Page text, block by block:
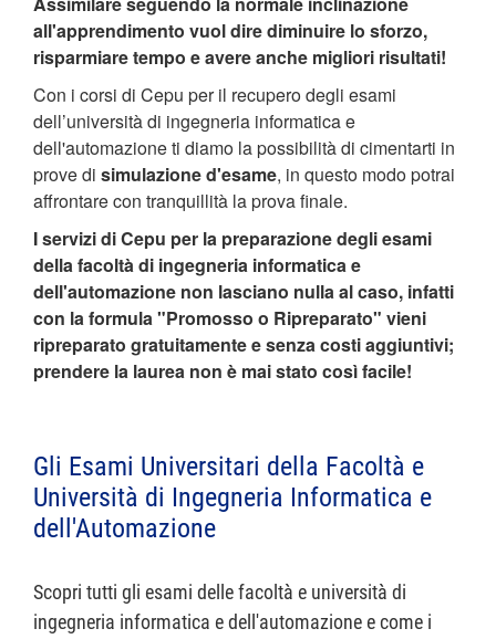
all'apprendimento vuol dire diminuire lo sforzo,
risparmiare tempo e avere anche migliori risultati!
Con i corsi di Cepu per il recupero degli esami
dell’università di ingegneria informatica e
dell'automazione ti diamo la possibilità di cimentarti in
prove di simulazione d'esame, in questo modo potrai
affrontare con tranquillità la prova finale.
I servizi di Cepu per la preparazione degli esami
della facoltà di ingegneria informatica e
dell'automazione non lasciano nulla al caso, infatti
con la formula "Promosso o Ripreparato" vieni
ripreparato gratuitamente e senza costi aggiuntivi;
prendere la laurea non è mai stato così facile!
Gli Esami Universitari della Facoltà e
Università di Ingegneria Informatica e
dell'Automazione
Scopri tutti gli esami delle facoltà e università di
ingegneria informatica e dell'automazione e come i